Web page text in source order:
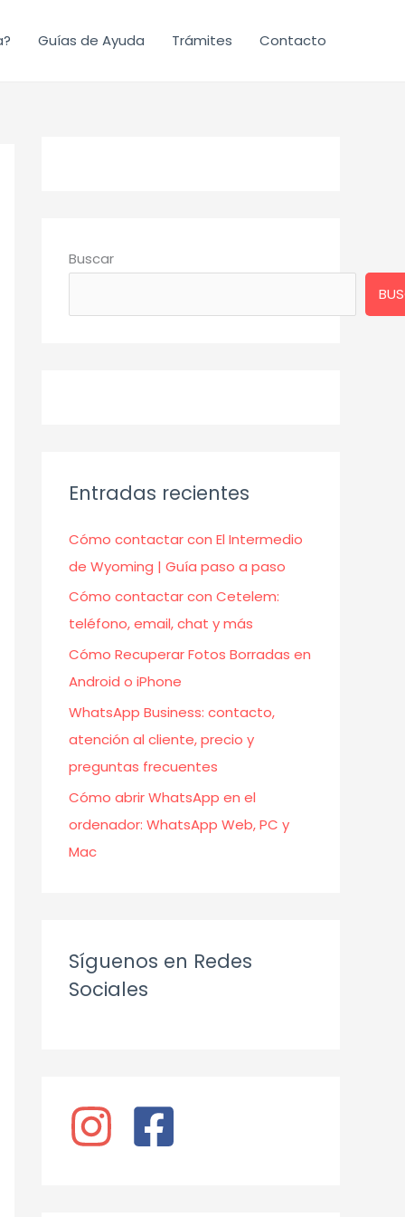
Guías de Ayuda Trámites Contacto
Buscar
Entradas recientes
Cómo contactar con El Intermedio
de Wyoming | Guía paso a paso
Cómo contactar con Cetelem:
teléfono, email, chat y más
Cómo Recuperar Fotos Borradas en
Android o iPhone
WhatsApp Business: contacto,
atención al cliente, precio y
preguntas frecuentes
Cómo abrir WhatsApp en el
ordenador: WhatsApp Web, PC y
Mac
Síguenos en Redes
Sociales